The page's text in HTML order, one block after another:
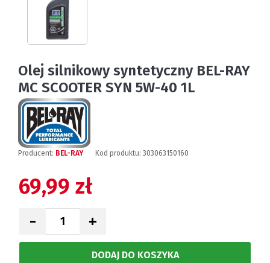
Olej silnikowy syntetyczny BEL-RAY
MC SCOOTER SYN 5W-40 1L
Producent: BEL-RAY Kod produktu: 303063150160
69,99 zł
- +
DODAJ DO KOSZYKA